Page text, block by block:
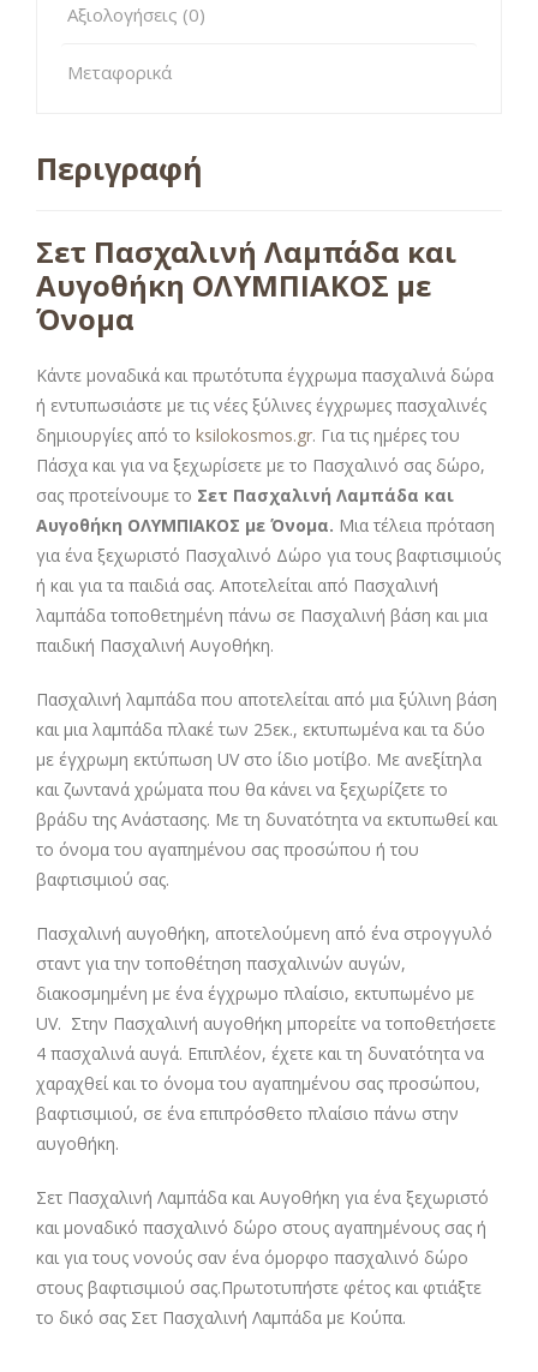
Αξιολογήσεις (0)
Μεταφορικά
Περιγραφή
Σετ Πασχαλινή Λαμπάδα και
Αυγοθήκη ΟΛΥΜΠΙΑΚΟΣ με
Όνομα
Κάντε μοναδικά και πρωτότυπα έγχρωμα πασχαλινά δώρα
ή εντυπωσιάστε με τις νέες ξύλινες έγχρωμες πασχαλινές
δημιουργίες από το ksilokosmos.gr. Για τις ημέρες του
Πάσχα και για να ξεχωρίσετε με το Πασχαλινό σας δώρο,
σας προτείνουμε το Σετ Πασχαλινή Λαμπάδα και
Αυγοθήκη ΟΛΥΜΠΙΑΚΟΣ με Όνομα. Μια τέλεια πρόταση
για ένα ξεχωριστό Πασχαλινό Δώρο για τους βαφτισιμιούς
ή και για τα παιδιά σας. Αποτελείται από Πασχαλινή
λαμπάδα τοποθετημένη πάνω σε Πασχαλινή βάση και μια
παιδική Πασχαλινή Αυγοθήκη.
Πασχαλινή λαμπάδα που αποτελείται από μια ξύλινη βάση
και μια λαμπάδα πλακέ των 25εκ., εκτυπωμένα και τα δύο
με έγχρωμη εκτύπωση UV στο ίδιο μοτίβο. Με ανεξίτηλα
και ζωντανά χρώματα που θα κάνει να ξεχωρίζετε το
βράδυ της Ανάστασης. Με τη δυνατότητα να εκτυπωθεί και
το όνομα του αγαπημένου σας προσώπου ή του
βαφτισιμιού σας.
Πασχαλινή αυγοθήκη, αποτελούμενη από ένα στρογγυλό
σταντ για την τοποθέτηση πασχαλινών αυγών,
διακοσμημένη με ένα έγχρωμο πλαίσιο, εκτυπωμένο με
UV. Στην Πασχαλινή αυγοθήκη μπορείτε να τοποθετήσετε
4 πασχαλινά αυγά. Επιπλέον, έχετε και τη δυνατότητα να
χαραχθεί και το όνομα του αγαπημένου σας προσώπου,
βαφτισιμιού, σε ένα επιπρόσθετο πλαίσιο πάνω στην
αυγοθήκη.
Σετ Πασχαλινή Λαμπάδα και Αυγοθήκη για ένα ξεχωριστό
και μοναδικό πασχαλινό δώρο στους αγαπημένους σας ή
και για τους νονούς σαν ένα όμορφο πασχαλινό δώρο
στους βαφτισιμιού σας.Πρωτοτυπήστε φέτος και φτιάξτε
το δικό σας Σετ Πασχαλινή Λαμπάδα με Κούπα.